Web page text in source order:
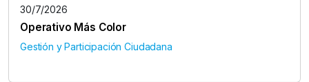
30/7/2026
Operativo Más Color
Gestión y Participación Ciudadana